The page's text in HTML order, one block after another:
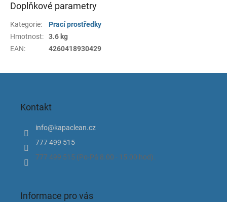
Doplňkové parametry
Kategorie:
Prací prostředky
Hmotnost:
3.6 kg
EAN: 4260418930429
Kontakt
info@kapaclean.cz
777 499 515
777 499 515 (Po-Pá 8.00 - 15.00 hod).
Informace pro vás